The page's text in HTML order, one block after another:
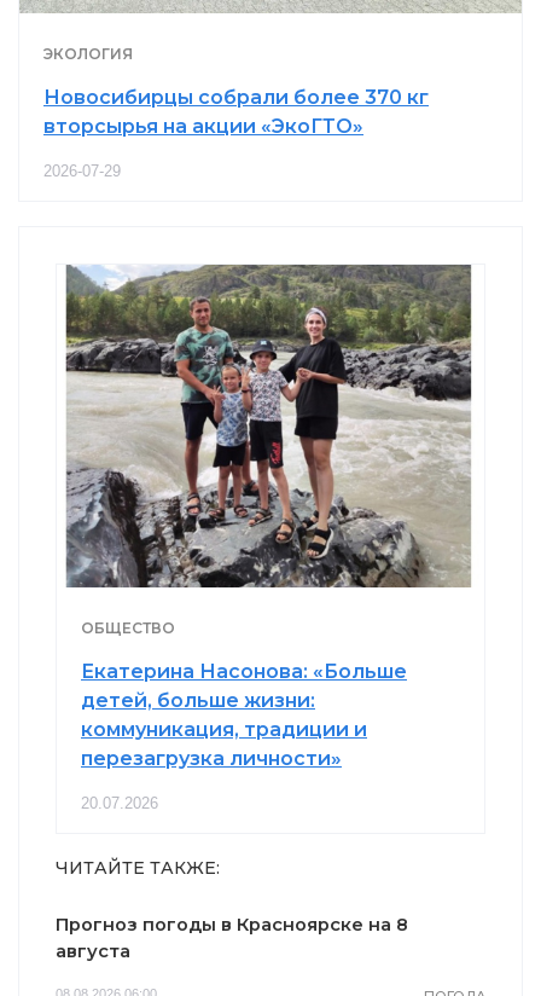
ЭКОЛОГИЯ
Новосибирцы собрали более 370 кг
вторсырья на акции «ЭкоГТО»
2026-07-29
ОБЩЕСТВО
Екатерина Насонова: «Больше
детей, больше жизни:
коммуникация, традиции и
перезагрузка личности»
20.07.2026
ЧИТАЙТЕ ТАКЖЕ:
Прогноз погоды в Красноярске на 8
августа